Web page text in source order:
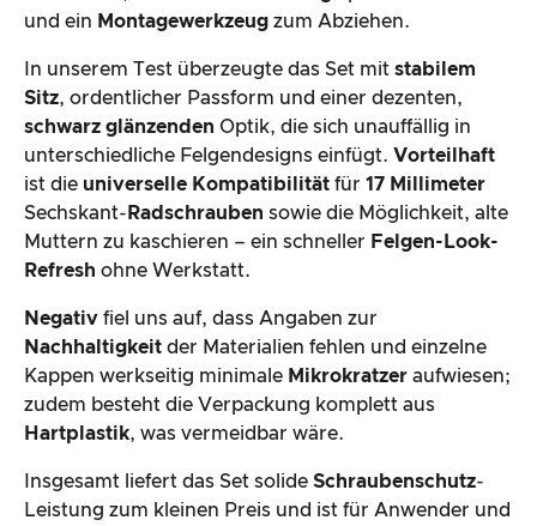
und ein Montagewerkzeug zum Abziehen.
In unserem Test überzeugte das Set mit stabilem
Sitz, ordentlicher Passform und einer dezenten,
schwarz glänzenden Optik, die sich unauffällig in
unterschiedliche Felgendesigns einfügt. Vorteilhaft
ist die universelle Kompatibilität für 17 Millimeter
Sechskant- Radschrauben sowie die Möglichkeit, alte
Muttern zu kaschieren – ein schneller Felgen-Look-
Refresh ohne Werkstatt.
Negativ fiel uns auf, dass Angaben zur
Nachhaltigkeit der Materialien fehlen und einzelne
Kappen werkseitig minimale Mikrokratzer aufwiesen;
zudem besteht die Verpackung komplett aus
Hartplastik, was vermeidbar wäre.
Insgesamt liefert das Set solide Schraubenschutz-
Leistung zum kleinen Preis und ist für Anwender und